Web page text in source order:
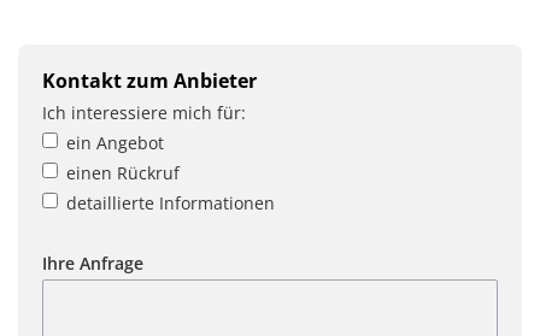
Kontakt zum Anbieter
Ich interessiere mich für:
ein Angebot
einen Rückruf
detaillierte Informationen
Ihre Anfrage